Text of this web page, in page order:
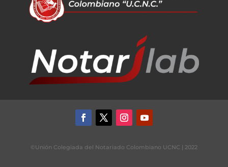
©Unión Colegiada del Notariado Colombiano UCNC | 2022